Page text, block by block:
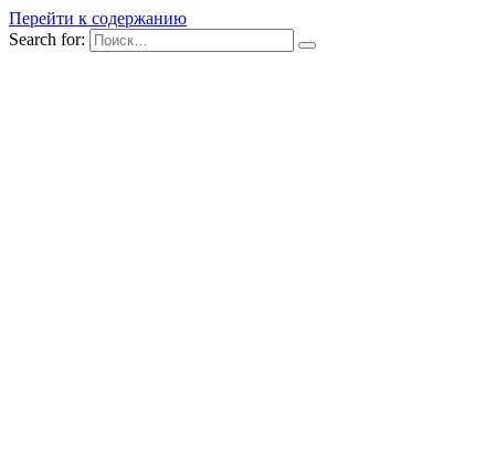
Перейти к содержанию
Search for: